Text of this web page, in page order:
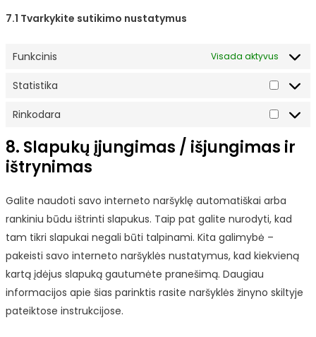
7.1 Tvarkykite sutikimo nustatymus
Funkcinis Visada aktyvus
Statistika
Rinkodara
8. Slapukų įjungimas / išjungimas ir
ištrynimas
Galite naudoti savo interneto naršyklę automatiškai arba
rankiniu būdu ištrinti slapukus. Taip pat galite nurodyti, kad
tam tikri slapukai negali būti talpinami. Kita galimybė –
pakeisti savo interneto naršyklės nustatymus, kad kiekvieną
kartą įdėjus slapuką gautumėte pranešimą. Daugiau
informacijos apie šias parinktis rasite naršyklės žinyno skiltyje
pateiktose instrukcijose.